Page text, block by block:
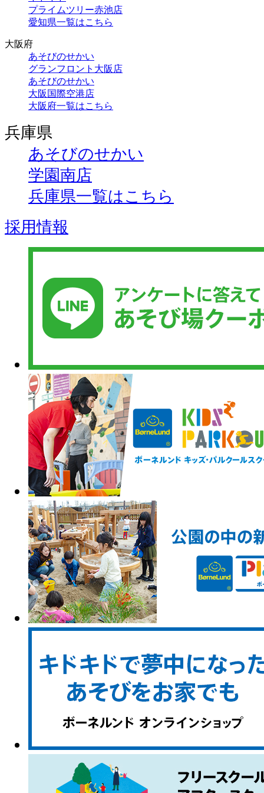
プライムツリー赤池店
愛知県一覧はこちら
大阪府
あそびのせかい
グランフロント大阪店
あそびのせかい
大阪国際空港店
大阪府一覧はこちら
兵庫県
あそびのせかい
学園南店
兵庫県一覧はこちら
採用情報